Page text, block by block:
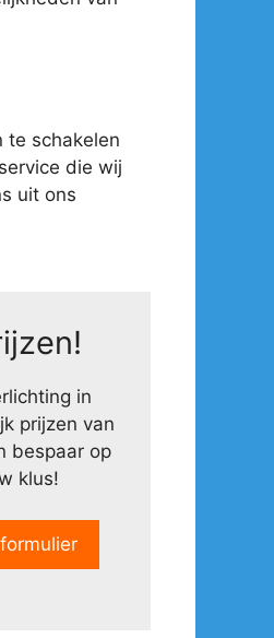
te schakelen
die wij
uit ons
in
prijzen van
bespaar op
klus!